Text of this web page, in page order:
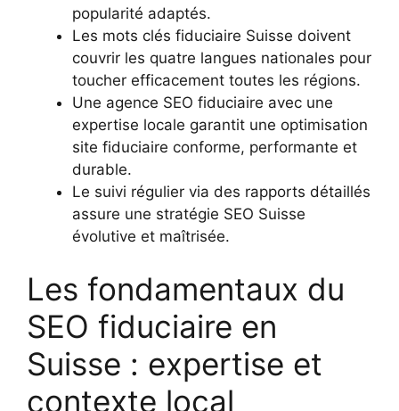
popularité adaptés.
Les mots clés fiduciaire Suisse doivent
couvrir les quatre langues nationales pour
toucher efficacement toutes les régions.
Une agence SEO fiduciaire avec une
expertise locale garantit une optimisation
site fiduciaire conforme, performante et
durable.
Le suivi régulier via des rapports détaillés
assure une stratégie SEO Suisse
évolutive et maîtrisée.
Les fondamentaux du
SEO fiduciaire en
Suisse : expertise et
contexte local